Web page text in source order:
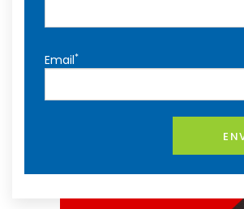
Email*